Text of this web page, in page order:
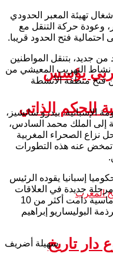
يؤسس
للحكم الذاتي
دار تاريخ
تهيئة المعبر الحدودي
وعودة حركة التنقل مع
فتح الحدود قريبا.
جديد، بتنقل المواطنين
نشاط التهريب المعيشي من
فتح منطقة الأنشطة
الإسبانية، بيدرو سانشيز،
إلى الملك محمد السادس،
نزاع الصحراء المغربية
تمخض عنه هذه التطورات
إسبانيا يقوده الرئيس
جديدة في العلاقات
الثنائية بين البلدين، بعد انتهاء ازمة ديبلوماسية دامت أكثر من 10
البوليساريو إبراهيم
سهيلة أضريف